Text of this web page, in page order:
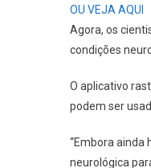
OU VEJA AQUI
Agora, os
condições
O aplicativo
podem ser
“Embora ainda
neurológica